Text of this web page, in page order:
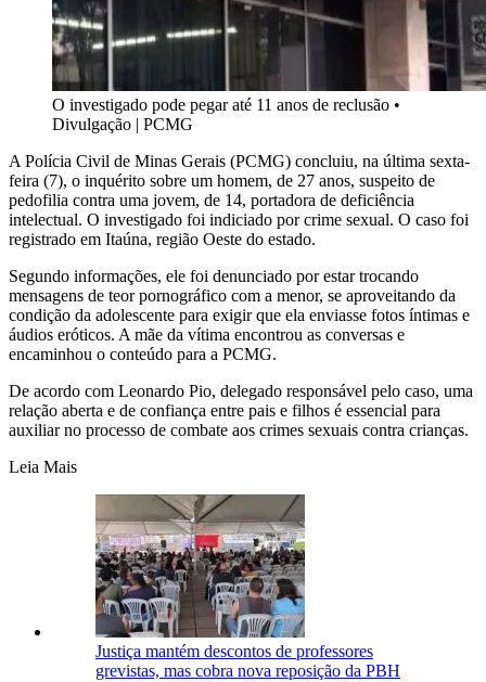
O investigado pode pegar até 11 anos de reclusão •
Divulgação | PCMG
A Polícia Civil de Minas Gerais (PCMG) concluiu, na última sexta-
feira (7), o inquérito sobre um homem, de 27 anos, suspeito de
pedofilia contra uma jovem, de 14, portadora de deficiência
intelectual. O investigado foi indiciado por crime sexual. O caso foi
registrado em Itaúna, região Oeste do estado.
Segundo informações, ele foi denunciado por estar trocando
mensagens de teor pornográfico com a menor, se aproveitando da
condição da adolescente para exigir que ela enviasse fotos íntimas e
áudios eróticos. A mãe da vítima encontrou as conversas e
encaminhou o conteúdo para a PCMG.
De acordo com Leonardo Pio, delegado responsável pelo caso, uma
relação aberta e de confiança entre pais e filhos é essencial para
auxiliar no processo de combate aos crimes sexuais contra crianças.
Leia Mais
Justiça mantém descontos de professores
grevistas, mas cobra nova reposição da PBH